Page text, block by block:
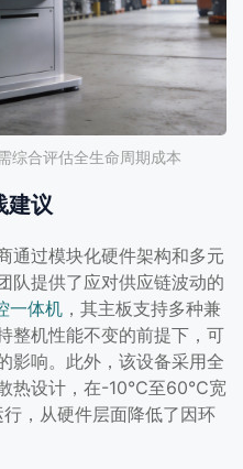
综合评估全生命周期成本
建议
通过模块化硬件架构和多元
队提供了应对供应链波动的
一体机 ，其主板支持多种兼
整机性能不变的前提下，可
影响。此外，该设备采用全
散热设计，在-10℃至60℃宽
，从硬件层面降低了因环